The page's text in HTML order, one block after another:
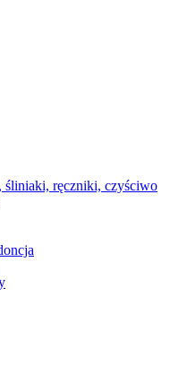
śliniaki, ręczniki, czyściwo